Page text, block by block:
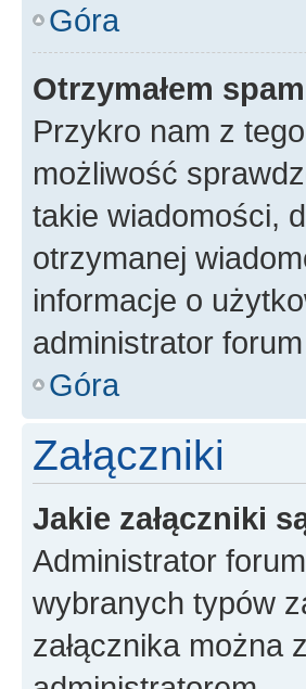
Góra
Otrzymałem
Przykro nam z
możliwość
takie wiadomości,
otrzymanej
informacje o
administrator
Góra
Załączniki
Jakie załączniki
Administrator
wybranych typów
załącznika można